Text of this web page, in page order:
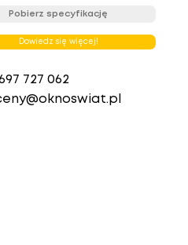
Pobierz specyfikację
Dowiedz się więcej!
727 062